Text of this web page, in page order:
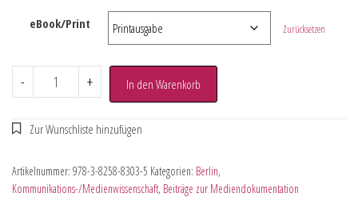
eBook/Print Zurücksetzen
- + In den Warenkorb
Artikelnummer: 978-3-8258-8303-5 Kategorien: Berlin,
Kommunikations-/Medienwissenschaft, Beiträge zur Mediendokumentation